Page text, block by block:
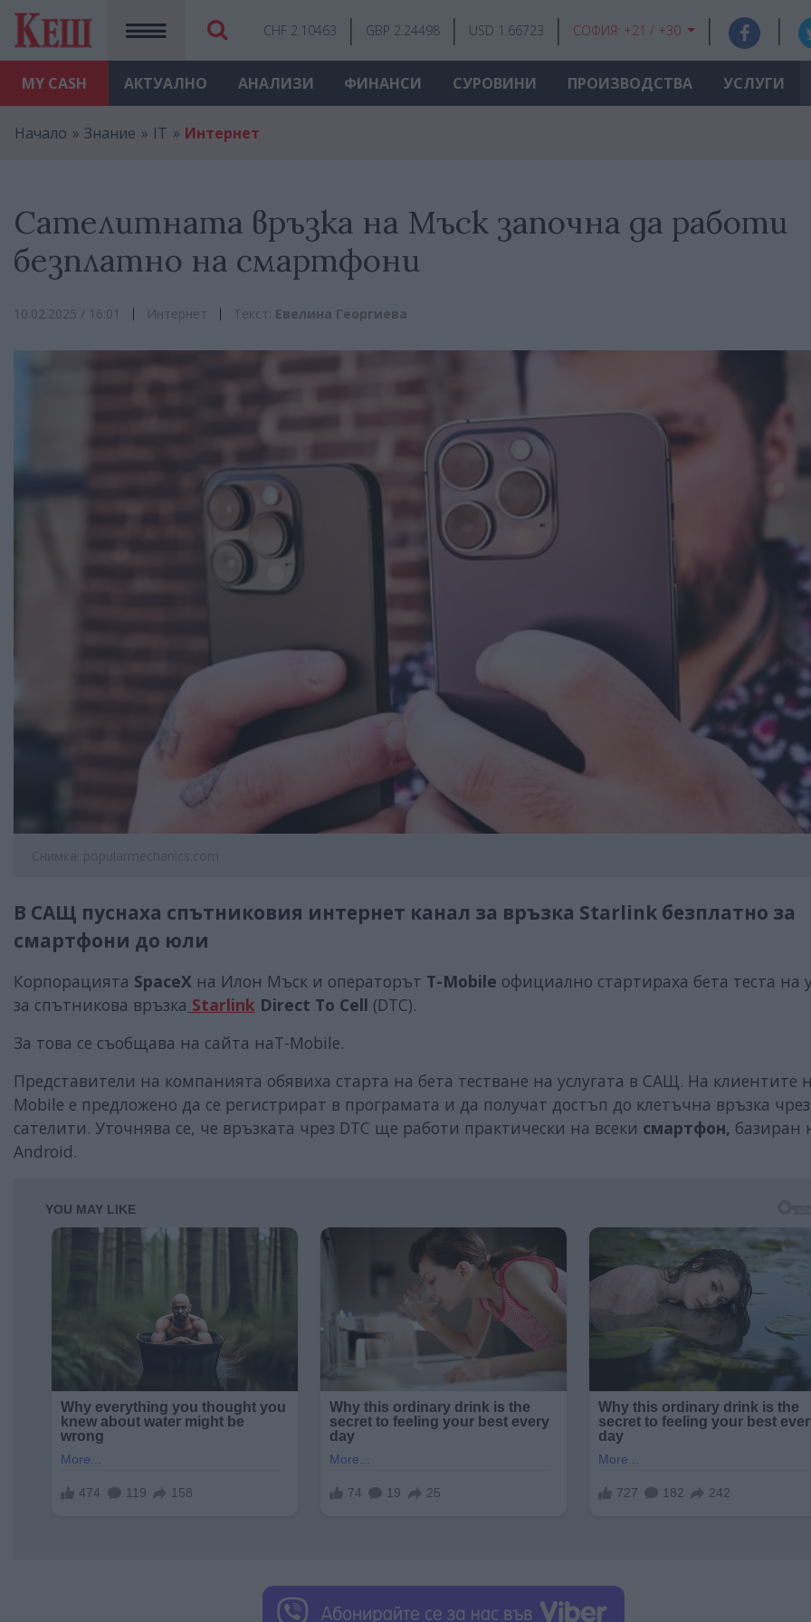
MY CASH
CHF 2.10463 GBP 2.24498 USD 1.66723 СОФИЯ: +21 / +30
АКТУАЛНО АНАЛИЗИ ФИНАНСИ СУРОВИНИ ПРОИЗВОДСТВА УСЛУГИ
Начало Знание IT Интернет
Сателитната връзка на Мъск започна да работи
безплатно на смартфони
10.02.2025 / 16:01 Интернет Текст: Евелина Георгиева
Снимка: popularmechanics.com
В САЩ пуснаха спътниковия интернет канал за връзка Starlink безплатно за
смартфони до юли
Корпорацията SpaceX на Илон Мъск и операторът T-Mobilе официално стартираха бета теста на
за спътникова връзка Starlink Direct To Cell (DTC).
За това се съобщава на сайта наT-Mobile.
Представители на компанията обявиха старта на бета тестване на услугата в САЩ. На клиентите
Mobile е предложено да се регистрират в програмата и да получат достъп до клетъчна връзка чрез
сателити. Уточнява се, че връзката чрез DTC ще работи практически на всеки смартфон, базиран
Android.